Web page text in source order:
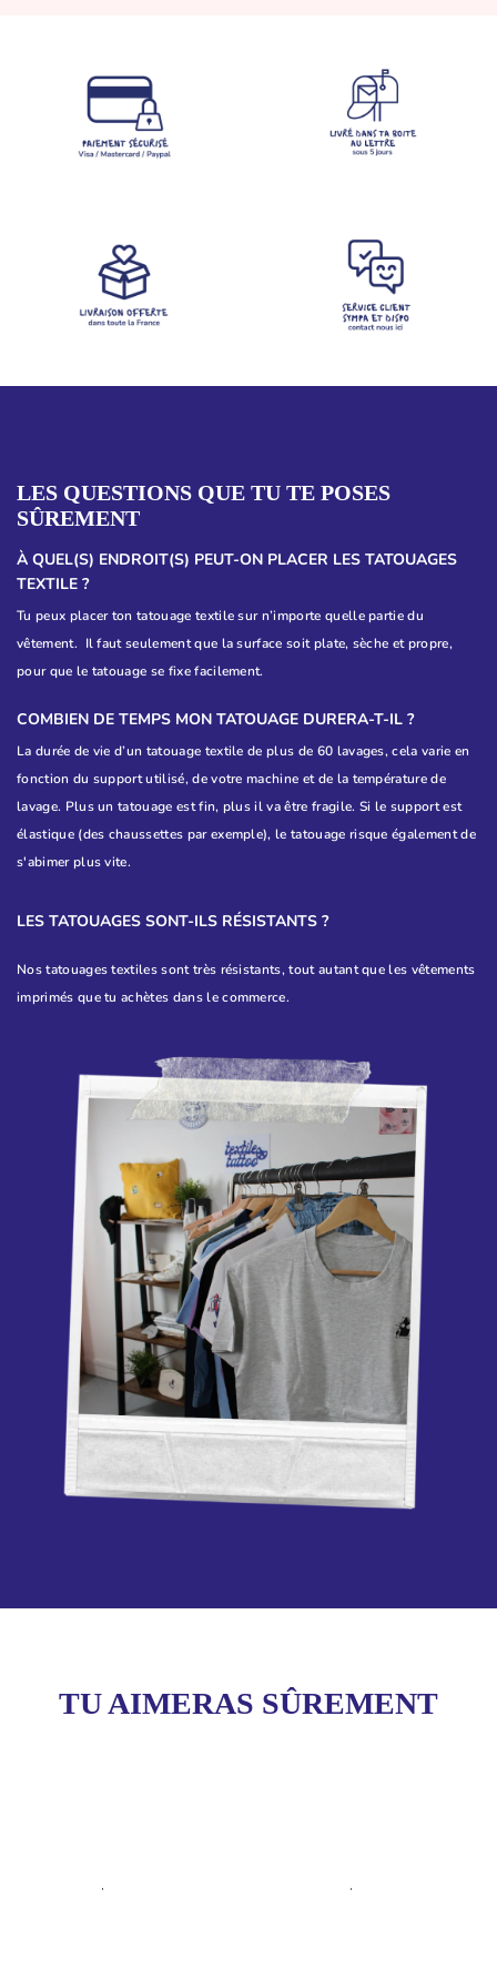
LES QUESTIONS QUE TU TE POSES
SÛREMENT
À QUEL(S) ENDROIT(S) PEUT-ON PLACER LES TATOUAGES
TEXTILE ?
Tu peux placer ton tatouage textile sur n’importe quelle partie du
vêtement. Il faut seulement que la surface soit plate, sèche et propre,
pour que le tatouage se fixe facilement.
COMBIEN DE TEMPS MON TATOUAGE DURERA-T-IL ?
La durée de vie d’un tatouage textile de plus de 60 lavages, cela varie en
fonction du support utilisé, de votre machine et de la température de
lavage. Plus un tatouage est fin, plus il va être fragile. Si le support est
élastique (des chaussettes par exemple), le tatouage risque également de
s'abimer plus vite.
LES TATOUAGES SONT-ILS RÉSISTANTS ?
Nos tatouages textiles sont très résistants, tout autant que les vêtements
imprimés que tu achètes dans le commerce.
TU AIMERAS SÛREMENT